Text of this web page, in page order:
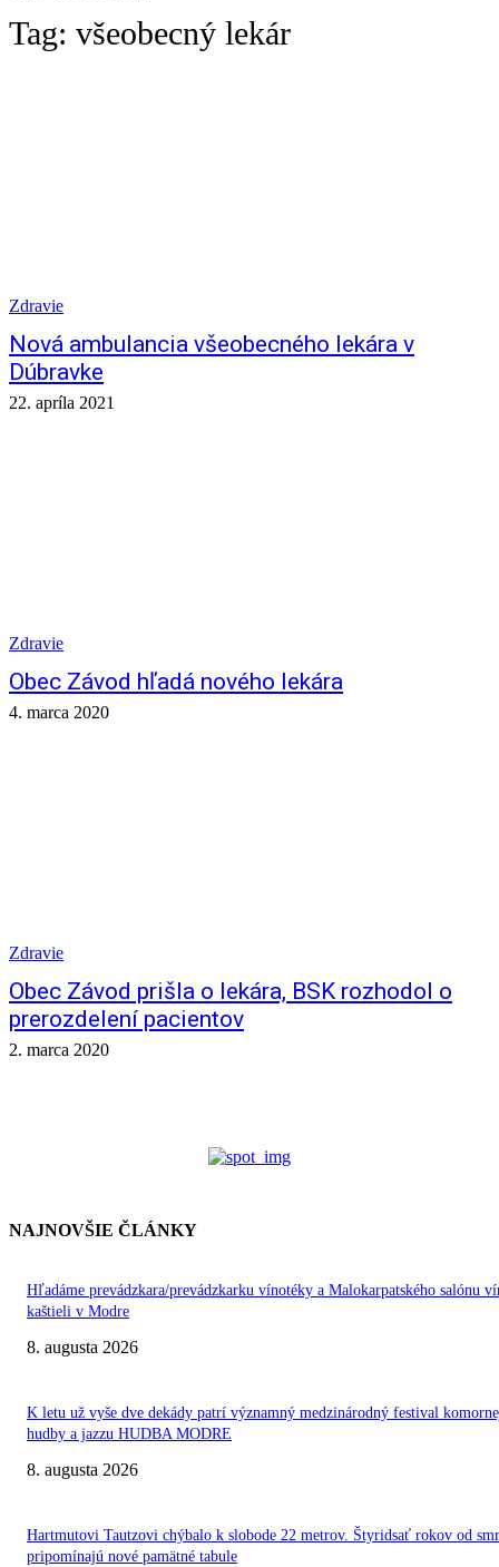
Tag: všeobecný lekár
Zdravie
Nová ambulancia všeobecného lekára v
Dúbravke
22. apríla 2021
Zdravie
Obec Závod hľadá nového lekára
4. marca 2020
Zdravie
Obec Závod prišla o lekára, BSK rozhodol o
prerozdelení pacientov
2. marca 2020
NAJNOVŠIE ČLÁNKY
Hľadáme prevádzkara/prevádzkarku vínotéky a Malokarpatského salónu
kaštieli v Modre
8. augusta 2026
K letu už vyše dve dekády patrí významný medzinárodný festival
hudby a jazzu HUDBA MODRE
8. augusta 2026
Hartmutovi Tautzovi chýbalo k slobode 22 metrov. Štyridsať rokov od
pripomínajú nové pamätné tabule